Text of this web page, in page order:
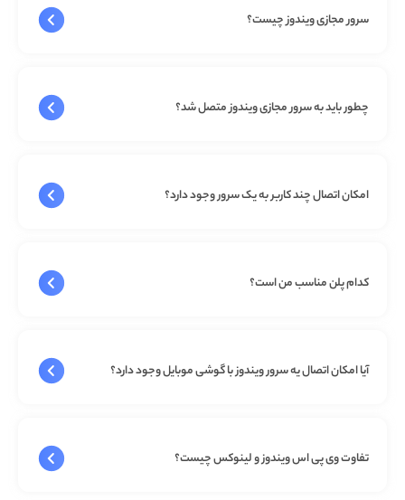
سرور مجازی ویندوز چیست؟
چطور باید به سرور مجازی ویندوز متصل شد؟
امکان اتصال چند کاربر به یک سرور وجود دارد؟
کدام پلن مناسب من است؟
آیا امکان اتصال یه سرور ویندوز با گوشی موبایل وجود دارد؟
تفاوت وی پی اس ویندوز و لینوکس چیست؟